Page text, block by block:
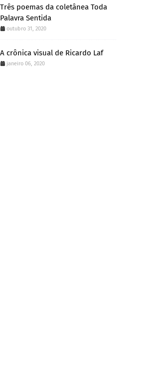
Três poemas da coletânea Toda
Palavra Sentida
outubro 31, 2020
A crônica visual de Ricardo Laf
janeiro 06, 2020